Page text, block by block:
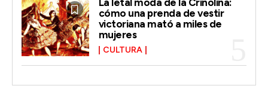
cómo una prenda de vestir
victoriana mató a miles de
mujeres
CULTURA